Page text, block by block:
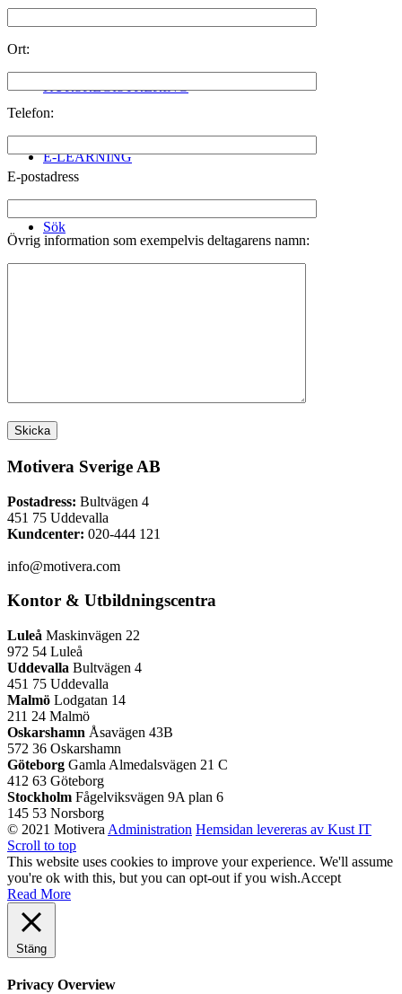
KURSREGISTRERING
E-LEARNING
Sök
Ort:
Telefon:
E-postadress
Övrig information som exempelvis deltagarens namn:
Motivera Sverige AB
Postadress: Bultvägen 4
451 75 Uddevalla
Kundcenter: 020-444 121
info@motivera.com
Kontor & Utbildningscentra
Luleå Maskinvägen 22
972 54 Luleå
Uddevalla Bultvägen 4
451 75 Uddevalla
Malmö Lodgatan 14
211 24 Malmö
Oskarshamn Åsavägen 43B
572 36 Oskarshamn
Göteborg Gamla Almedalsvägen 21 C
412 63 Göteborg
Stockholm Fågelviksvägen 9A plan 6
145 53 Norsborg
© 2021 Motivera Administration Hemsidan levereras av Kust IT
Scroll to top
This website uses cookies to improve your experience. We'll assume
you're ok with this, but you can opt-out if you wish.Accept
Read More
Stäng
Privacy Overview